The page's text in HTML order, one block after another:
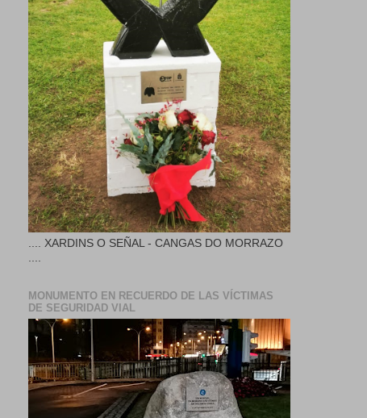
.... XARDINS O SEÑAL - CANGAS DO MORRAZO
MONUMENTO EN RECUERDO DE LAS VÍCTIMAS
DE SEGURIDAD VIAL